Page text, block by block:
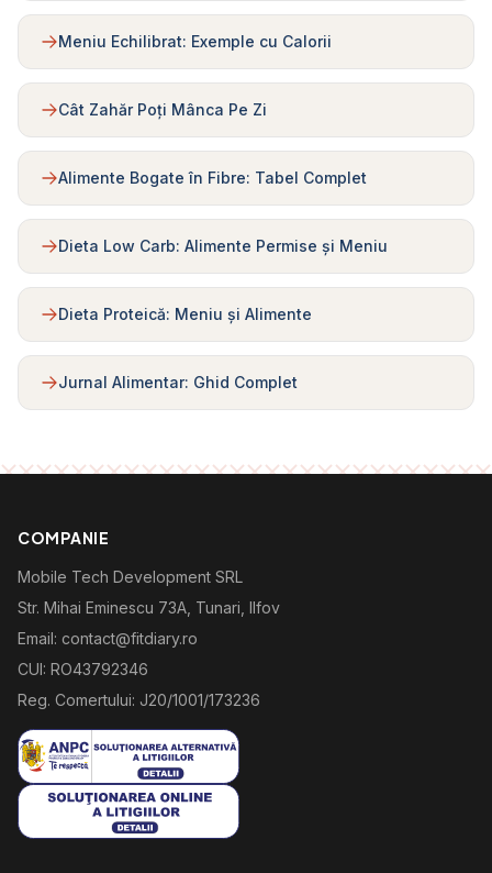
Meniu Echilibrat: Exemple cu Calorii
Cât Zahăr Poți Mânca Pe Zi
Alimente Bogate în Fibre: Tabel Complet
Dieta Low Carb: Alimente Permise și Meniu
Dieta Proteică: Meniu și Alimente
Jurnal Alimentar: Ghid Complet
COMPANIE
Mobile Tech Development SRL
Str. Mihai Eminescu 73A, Tunari, Ilfov
Email: contact@fitdiary.ro
CUI: RO43792346
Reg. Comertului: J20/1001/173236